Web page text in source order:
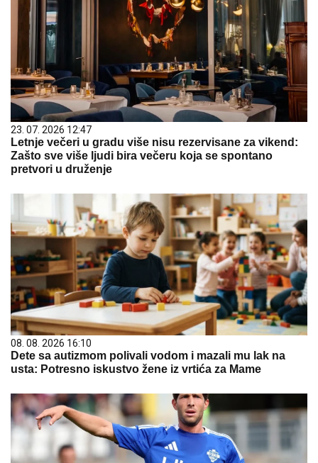
23. 07. 2026 12:47
Letnje večeri u gradu više nisu rezervisane za vikend:
Zašto sve više ljudi bira večeru koja se spontano
pretvori u druženje
08. 08. 2026 16:10
Dete sa autizmom polivali vodom i mazali mu lak na
usta: Potresno iskustvo žene iz vrtića za Mame